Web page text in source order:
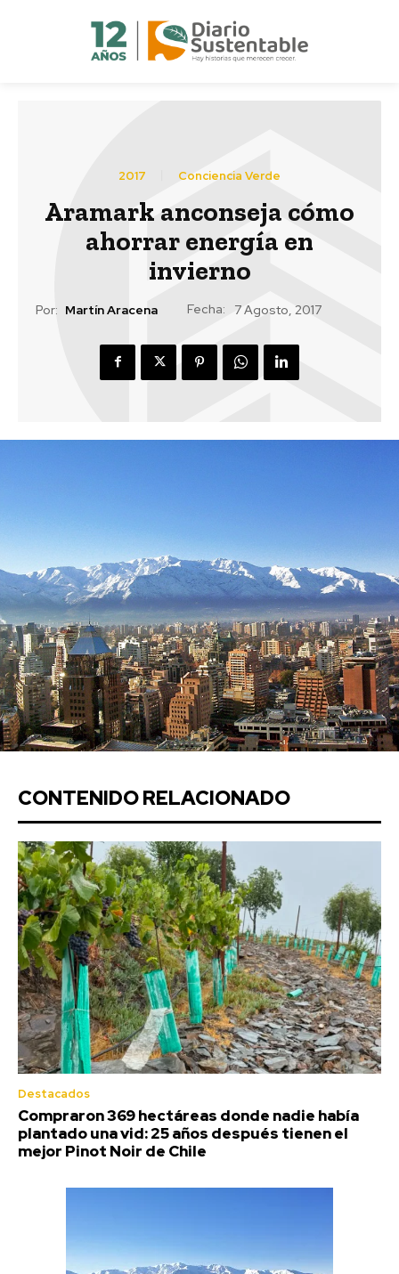
2017 Conciencia Verde
Aramark anconseja cómo
ahorrar energía en
invierno
Por: Martín Aracena Fecha: 7 Agosto, 2017
CONTENIDO RELACIONADO
Destacados
Compraron 369 hectáreas donde nadie había
plantado una vid: 25 años después tienen el
mejor Pinot Noir de Chile